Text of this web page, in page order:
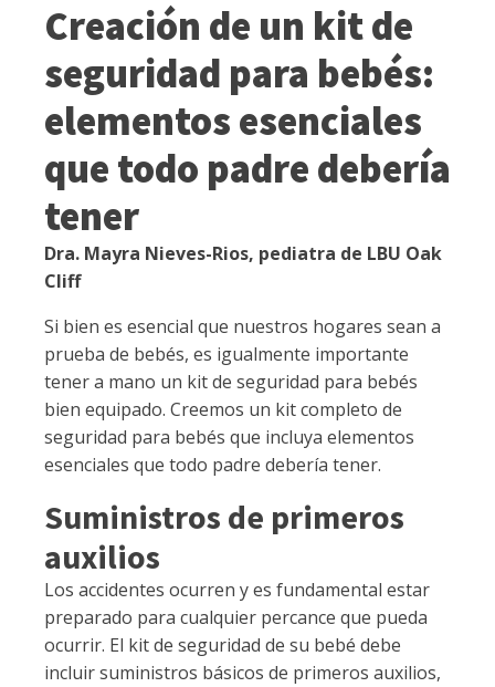
Creación de un kit de
seguridad para bebés:
elementos esenciales
que todo padre debería
tener
Dra. Mayra Nieves-Rios, pediatra de LBU Oak
Cliff
Si bien es esencial que nuestros hogares sean a
prueba de bebés, es igualmente importante
tener a mano un kit de seguridad para bebés
bien equipado. Creemos un kit completo de
seguridad para bebés que incluya elementos
esenciales que todo padre debería tener.
Suministros de primeros
auxilios
Los accidentes ocurren y es fundamental estar
preparado para cualquier percance que pueda
ocurrir. El kit de seguridad de su bebé debe
incluir suministros básicos de primeros auxilios,